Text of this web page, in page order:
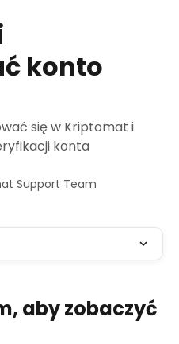
konto
się w Kriptomat i
konta
Support Team
aby zobaczyć